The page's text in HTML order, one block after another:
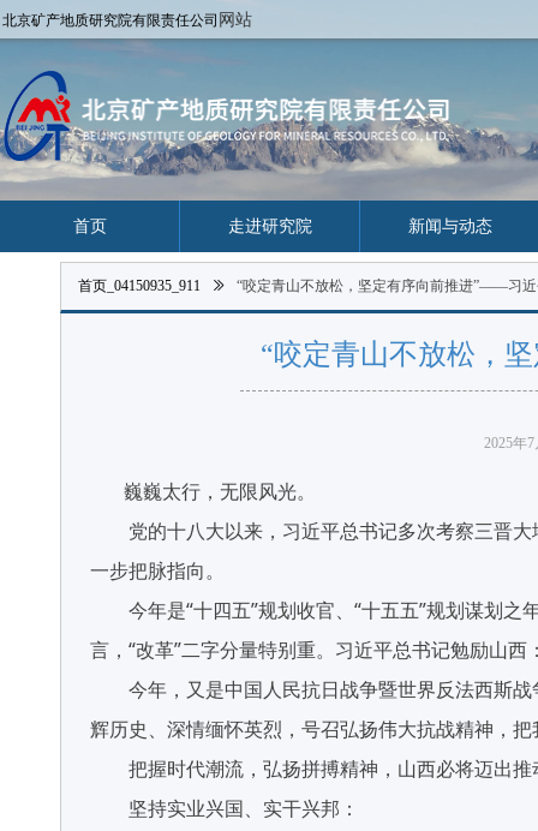
北京矿产地质研究院有限责任公司网站
首页 走进研究院 新闻与动态
“咬定青山不放松，
巍巍太行，无限风光。
党的十八大以来，习近平总书记多次考察三晋大
一步把脉指向。
今年是“十四五”规划收官、“十五五”规划谋划之
言，“改革”二字分量特别重。习近平总书记勉励山
今年，又是中国人民抗日战争暨世界反法西斯战
辉历史、深情缅怀英烈，号召弘扬伟大抗战精神，
把握时代潮流，弘扬拼搏精神，山西必将迈出推
坚持实业兴国、实干兴邦：
2025年
首页_04150935_911 ꅀ “咬定青山不放松，坚定有序向前推进”——习